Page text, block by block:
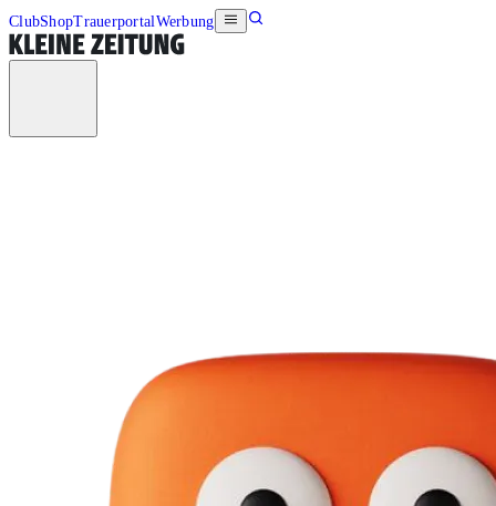
ClubShopTrauerportalWerbung